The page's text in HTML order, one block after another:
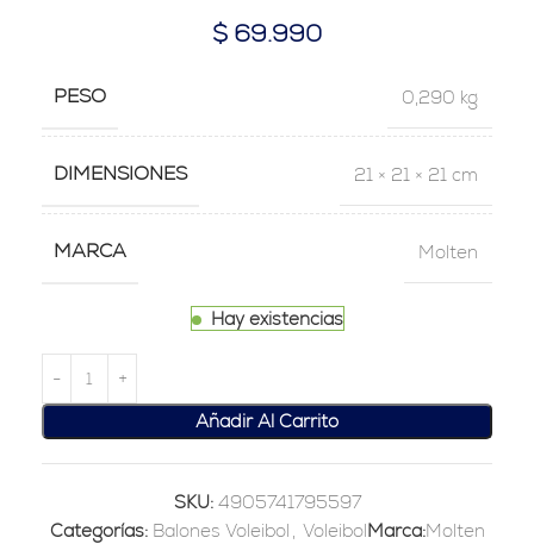
$ 69.990
PESO 0,290 kg
DIMENSIONES 21 × 21 × 21 cm
MARCA Molten
Hay existencias
Añadir Al Carrito
SKU: 4905741795597
Categorías: Balones Voleibol , VoleibolMarca:Molten